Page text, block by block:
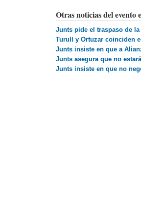
Otras noticias del evento
Junts pide el traspaso de la
Turull y Ortuzar coinciden
Junts insiste en que a
Junts asegura que no
Junts insiste en que no